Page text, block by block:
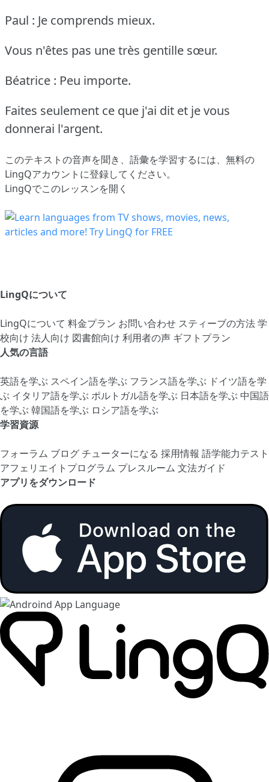
Paul : Je comprends mieux.
Vous n'êtes pas une très gentille sœur.
Béatrice : Peu importe.
Faites seulement ce que j'ai dit et je vous
donnerai l'argent.
このテキストの音声を聞き、語彙を学習するには、 無料の
LingQアカウントに登録してください。
LingQでこのレッスンを開く
LingQについて
LingQについて 料金プラン お問い合わせ スティーブの方法学
校向け 法人向け 図書館向け 利用者の声 ギフトプラン
人気の言語
英語を学ぶ スペイン語を学ぶ フランス語を学ぶ ドイツ語を学
ぶ イタリア語を学ぶ ポルトガル語を学ぶ 日本語を学ぶ 中国語
を学ぶ 韓国語を学ぶ ロシア語を学ぶ
学習資源
フォーラム ブログチューターになる 採用情報 語学能力テスト
アフェリエイトプログラム プレスルーム 文法ガイド
アプリをダウンロード